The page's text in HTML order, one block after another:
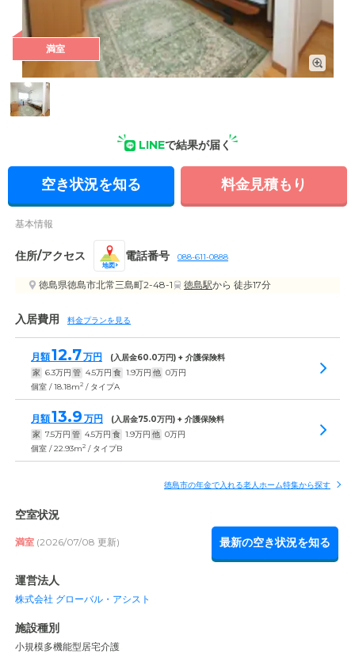
居室内設備の写真
満室
LINEで結果が届く
空き状況を知る 料金見積もり
基本情報
住所/アクセス
地図
電話番号 088-611-0888
徳島県徳島市北常三島町2-48-1 徳島駅から 徒歩17分
入居費用 料金プランを見る
月額12.7万円 (入居金60.0万円) + 介護保険料
家 6.3万円 管 4.5万円 食 1.9万円 他 0万円
個室 / 18.18m2 / タイプA
月額13.9 万円 (入居金75.0万円) + 介護保険料
家 7.5万円 管 4.5万円 食 1.9万円 他 0万円
個室 / 22.93m2 / タイプB
徳島市の年金で入れる老人ホーム特集から探す
空室状況
満室 (2026/07/08 更新) 最新の空き状況を知る
運営法人
株式会社 グローバル・アシスト
施設種別
小規模多機能型居宅介護